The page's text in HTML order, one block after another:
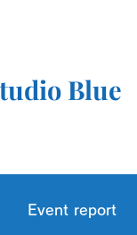
Blue
Event report